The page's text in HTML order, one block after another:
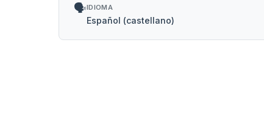
🗣️IDIOMA
Español (castellano)